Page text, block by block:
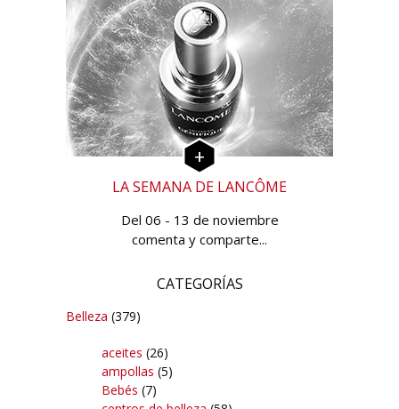
LA SEMANA DE LANCÔME
Del 06 - 13 de noviembre
comenta y comparte...
CATEGORÍAS
Belleza (379)
aceites (26)
ampollas (5)
Bebés (7)